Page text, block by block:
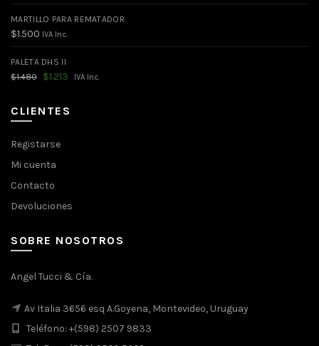
MARTILLO PARA REMATADOR
$1.500 IVA Inc.
PALETA DHS II
$1.480
El
era:
$1.480.
$1.213 El
IVA Inc.
CLIENTES
Registarse
Mi cuenta
Contacto
Devoluciones
SOBRE NOSOTROS
Angel Tucci & Cía.
Av Italia 3656 esq A.Goyena, Montevideo, Uruguay
Teléfono: +(598) 2507 9833